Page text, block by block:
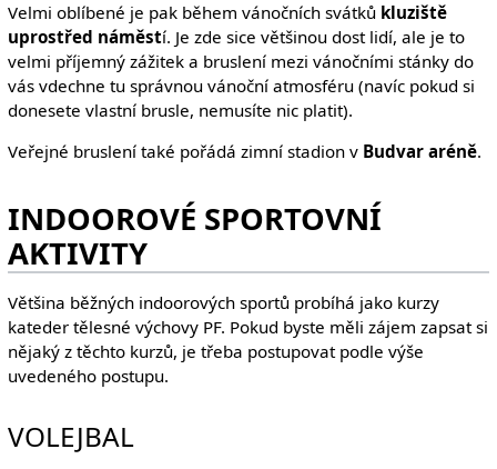
Velmi oblíbené je pak během vánočních svátků kluziště
uprostřed náměstí. Je zde sice většinou dost lidí, ale je to
velmi příjemný zážitek a bruslení mezi vánočními stánky do
vás vdechne tu správnou vánoční atmosféru (navíc pokud si
donesete vlastní brusle, nemusíte nic platit).
Veřejné bruslení také pořádá zimní stadion v Budvar aréně.
INDOOROVÉ SPORTOVNÍ
AKTIVITY
Většina běžných indoorových sportů probíhá jako kurzy
kateder tělesné výchovy PF. Pokud byste měli zájem zapsat si
nějaký z těchto kurzů, je třeba postupovat podle výše
uvedeného postupu.
VOLEJBAL